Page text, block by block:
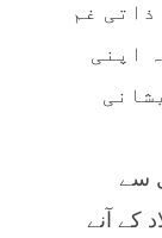
غم
اپنی
سے
کے آنے